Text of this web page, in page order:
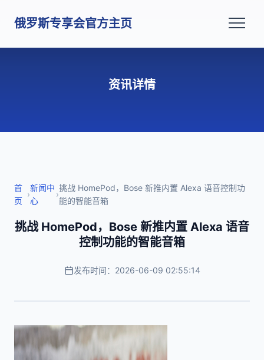
俄罗斯专享会官方主页
资讯详情
首
页
›
新闻中
心
›
挑战 HomePod，Bose 新推内置 Alexa 语音控制功
能的智能音箱
挑战 HomePod，Bose 新推内置 Alexa 语音
控制功能的智能音箱
发布时间：2026-06-09 02:55:14